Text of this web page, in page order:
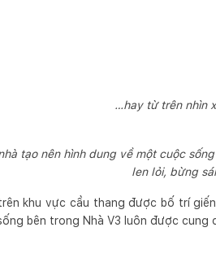
…hay từ trên nhìn
tạo nên hình dung về một cuộc
len lỏi, bừng
khu vực cầu thang được bố trí
bên trong Nhà V3 luôn được cung